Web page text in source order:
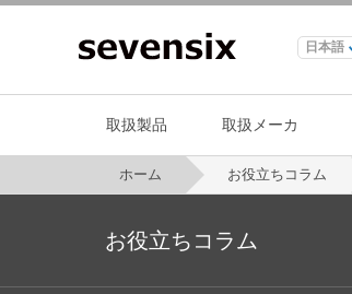
日本語
取扱製品 取扱メーカ
ホーム お役立ちコラム
お役立ちコラム